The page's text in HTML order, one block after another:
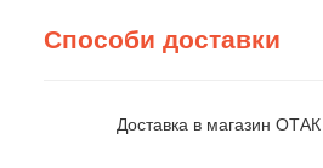
Способи доставки
Доставка в магазин ОТАК